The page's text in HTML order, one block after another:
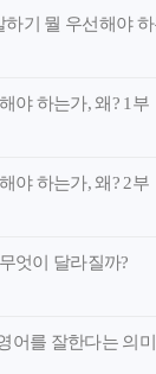
하기 뭘 우선해야
야 하는가, 왜? 1부
야 하는가, 왜? 2부
엇이 달라질까?
어를 잘한다는 의